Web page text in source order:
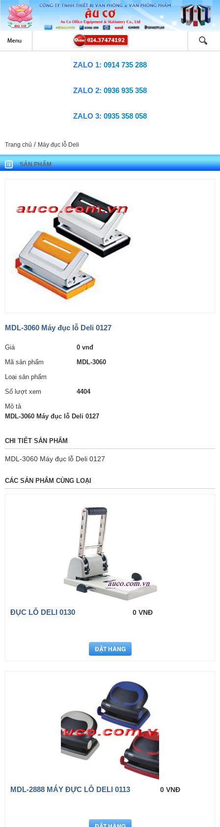
ZALO 1: 0914 735 288
ZALO 2: 0936 935 358
ZALO 3: 0935 358 058
Trang chủ / Máy đục lỗ Deli
SẢN PHẨM
MDL-3060 Máy đục lỗ Deli 0127
Giá
0 vnđ
Mã sản phẩm
MDL-3060
Loại sản phẩm
Số lượt xem
4404
Mô tả
MDL-3060 Máy đục lỗ Deli 0127
CHI TIẾT SẢN PHẨM
MDL-3060 Máy đục lỗ Deli 0127
CÁC SẢN PHẨM CÙNG LOẠI
ĐỤC LỖ DELI 0130 0 VNĐ
MDL-2888 MÁY ĐỰC LỖ DELI 0113 0 VNĐ